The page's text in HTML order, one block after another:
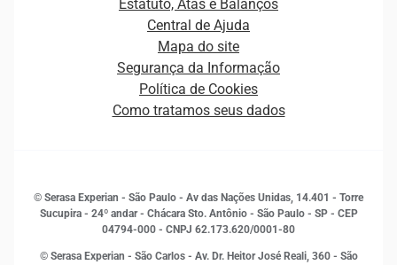
Curso Gratuito de Saúde Financeira
Empreendedorismo
Estudos e Pesquisas
Inovação e Tecnologia
Leis e impostos
Marketing
Distribuidores e representantes
Estrutura Organizacional
Sala de Imprensa
Estatuto, Atas e Balanços
Central de Ajuda
Mapa do site
Segurança da Informação
Política de Cookies
Como tratamos seus dados
© Serasa Experian - São Paulo - Av das Nações Unidas, 14.401 - Torre
Sucupira - 24º andar - Chácara Sto. Antônio - São Paulo - SP - CEP
04794-000 - CNPJ 62.173.620/0001-80
© Serasa Experian - São Carlos - Av. Dr. Heitor José Reali, 360 - São